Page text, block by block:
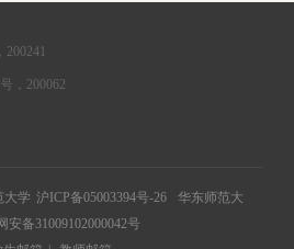
，200062
大学 沪ICP备05003394号-26
华东师范大
安备31009102000042号